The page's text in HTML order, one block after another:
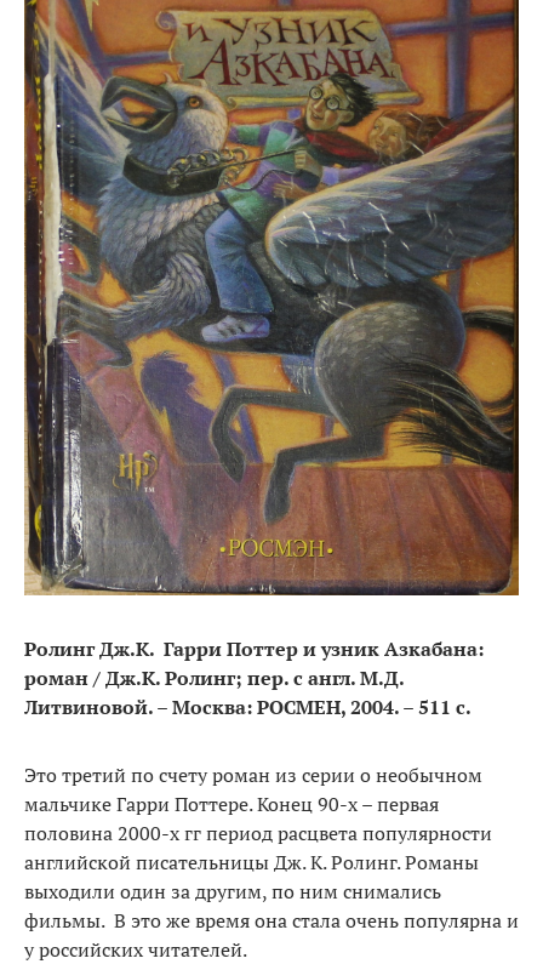
Ролинг Дж.К. Гарри Поттер и узник Азкабана:
роман / Дж.К. Ролинг; пер. с англ. М.Д.
Литвиновой. – Москва: РОСМЕН, 2004. – 511 с.
Это третий по счету роман из серии о необычном
мальчике Гарри Поттере. Конец 90-х – первая
половина 2000-х гг период расцвета популярности
английской писательницы Дж. К. Ролинг. Романы
выходили один за другим, по ним снимались
фильмы. В это же время она стала очень популярна и
у российских читателей.